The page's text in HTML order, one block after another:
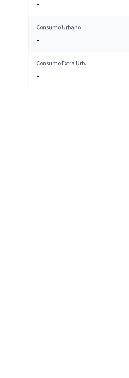
-
Consumo Urbano
-
Consumo Extra Urb.
-